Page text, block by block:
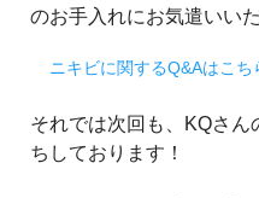
のお手入れにお気遣いい
ニキビに関するQ&Aはこち
それでは次回も、KQさ
ちしております！